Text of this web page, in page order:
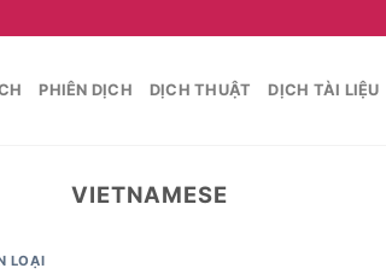
PHIÊN DỊCH DỊCH THUẬT DỊCH TÀI LIỆU
VIETNAMESE
LOẠI